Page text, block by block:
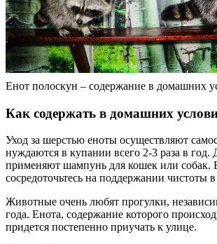
Енот полоскун – содержание в домашних
Как содержать в домашних
Уход за шерстью еноты осуществляют
нуждаются в купании всего 2-3 раза в год.
применяют шампунь для кошек или собак.
сосредоточьтесь на поддержании чистоты в
Животные очень любят прогулки,
года. Енота, содержание которого
придется постепенно приучать к улице.